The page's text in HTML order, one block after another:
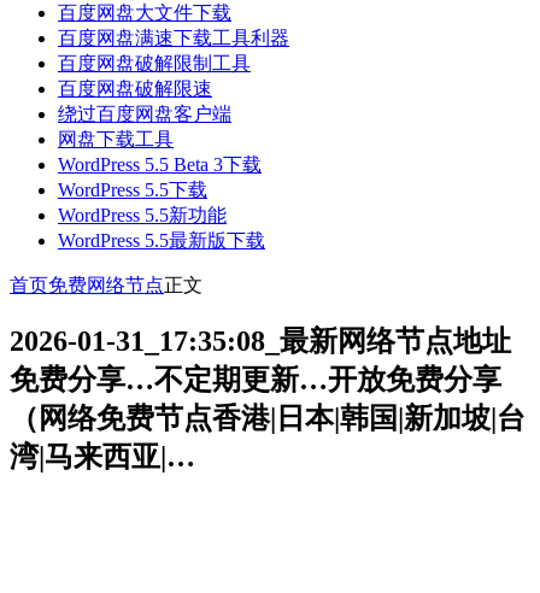
百度网盘大文件下载
百度网盘满速下载工具利器
百度网盘破解限制工具
百度网盘破解限速
绕过百度网盘客户端
网盘下载工具
WordPress 5.5 Beta 3下载
WordPress 5.5下载
WordPress 5.5新功能
WordPress 5.5最新版下载
首页免费网络节点正文
2026-01-31_17:35:08_最新网络节点地址
免费分享…不定期更新…开放免费分享
（网络免费节点香港|日本|韩国|新加坡|台
湾|马来西亚|…